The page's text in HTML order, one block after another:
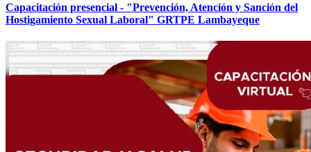
Capacitación presencial - "Prevención, Atención y Sanción del
Hostigamiento Sexual Laboral" GRTPE Lambayeque